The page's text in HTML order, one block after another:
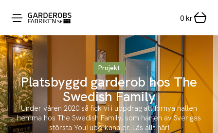
0 kr
Projekt
Platsbyggd garderob hos The
Swedish Family
Under våren 2020 så fick vi i uppdrag att förnya hallen
hemma hos The Swedish Family, som har en av Sveriges
största YouTube-kanaler. Läs allt här!